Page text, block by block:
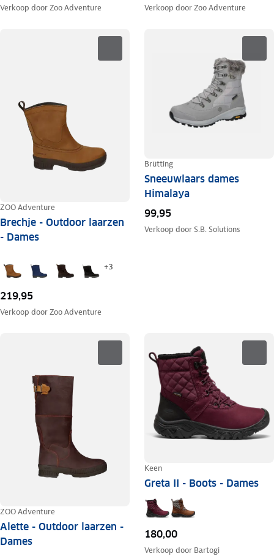
Verkoop doorZoo Adventure Verkoop doorZoo Adventure
ZOO Adventure
Brechje - Outdoor laarzen
- Dames
+3
219,95
Verkoop doorZoo Adventure
Brütting
Sneeuwlaars dames
Himalaya
99,95
Verkoop doorS.B. Solutions
ZOO Adventure
Alette - Outdoor laarzen -
Dames
Keen
Greta II - Boots - Dames
180,00
Verkoop door Bartogi